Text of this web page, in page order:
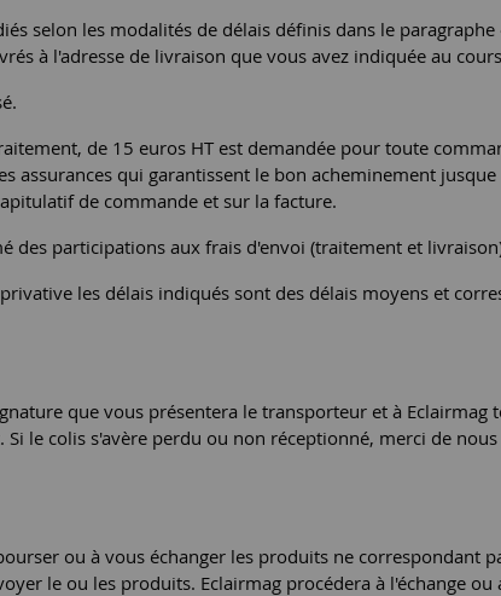
selon les modalités de délais définis dans le
à l'adresse de livraison que vous avez indiquée au
de 15 euros HT est demandée pour toute
assurances qui garantissent le bon acheminement
de commande et sur la facture.
des participations aux frais d'envoi (traitement et
les délais indiqués sont des délais moyens et
que vous présentera le transporteur et à
le colis s'avère perdu ou non réceptionné, merci de
ou à vous échanger les produits ne
le ou les produits. Eclairmag procédera à l'échange